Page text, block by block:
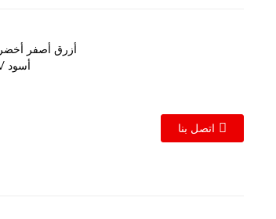
مدخل التيار المتردد: L بني N أزرق أصفر أخضر
مخرج تيار مستمر: +V أحمر -V أسود
اتصل بنا